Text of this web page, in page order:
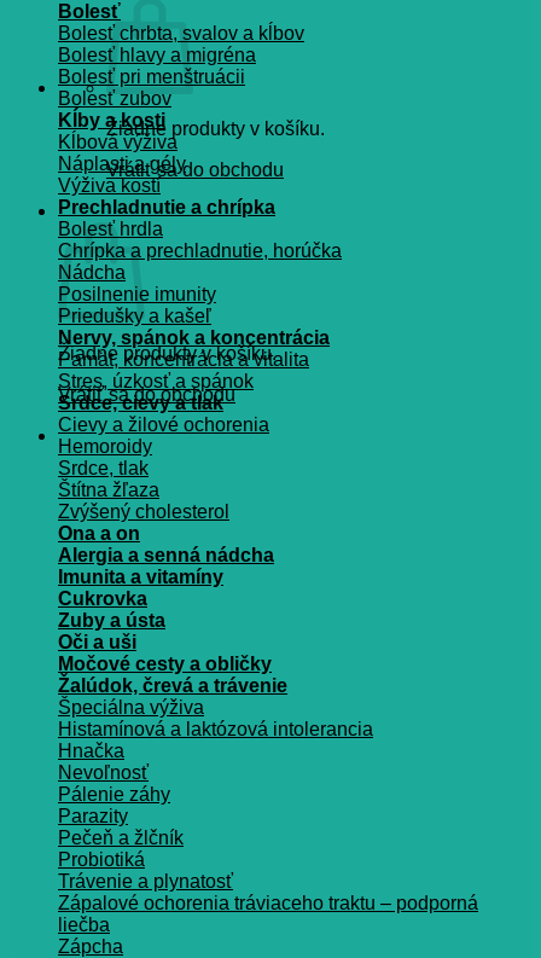
Žiadne produkty v košíku.
Vrátiť sa do obchodu
Košík
Žiadne produkty v košíku.
Vrátiť sa do obchodu
Bolesť
Bolesť chrbta, svalov a kĺbov
Bolesť hlavy a migréna
Bolesť pri menštruácii
Bolesť zubov
Kĺby a kosti
Kĺbová výživa
Náplasti a gély
Výživa kostí
Prechladnutie a chrípka
Bolesť hrdla
Chrípka a prechladnutie, horúčka
Nádcha
Posilnenie imunity
Priedušky a kašeľ
Nervy, spánok a koncentrácia
Pamät, koncentrácia a vitalita
Stres, úzkosť a spánok
Srdce, cievy a tlak
Cievy a žilové ochorenia
Hemoroidy
Srdce, tlak
Štítna žľaza
Zvýšený cholesterol
Ona a on
Alergia a senná nádcha
Imunita a vitamíny
Cukrovka
Zuby a ústa
Oči a uši
Močové cesty a obličky
Žalúdok, črevá a trávenie
Špeciálna výživa
Histamínová a laktózová intolerancia
Hnačka
Nevoľnosť
Pálenie záhy
Parazity
Pečeň a žlčník
Probiotiká
Trávenie a plynatosť
Zápalové ochorenia tráviaceho traktu – podporná
liečba
Zápcha